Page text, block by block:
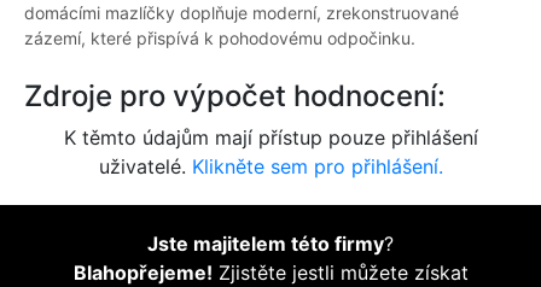
domácími mazlíčky doplňuje moderní, zrekonstruované
zázemí, které přispívá k pohodovému odpočinku.
Zdroje pro výpočet hodnocení:
K těmto údajům mají přístup pouze přihlášení
uživatelé. Klikněte sem pro přihlášení.
Jste majitelem této firmy?
Blahopřejeme! Zjistěte jestli můžete získat